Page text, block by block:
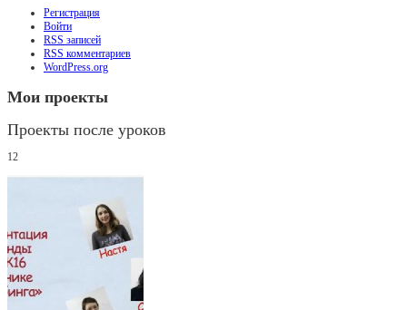
Регистрация
Войти
RSS записей
RSS комментариев
WordPress.org
Мои проекты
Проекты после уроков
12